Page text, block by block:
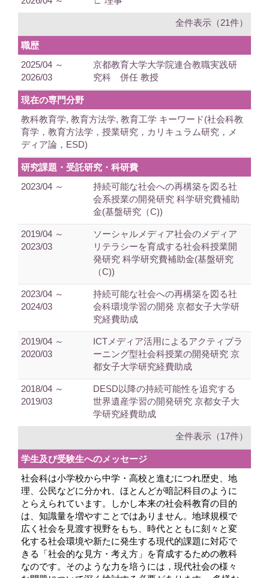
全件表示（21件）
職歴
2025/04 ～
2026/03
京都教育大学大学院連合教職実践研
究科 併任 教授
現在の専門分野
教科教育学, 教育方法学, 教育工学 キーワード(社会科教
育学，教育方法学，授業研究，カリキュラム研究，メ
ディア論，ESD)
研究課題・受託研究・科研費
2023/04 ～
持続可能な社会への再構築を図る社
会系授業の開発研究 科学研究費補助
金(基盤研究（C))
2019/04 ～
2023/03
ソーシャルメディア社会のメディア
リテラシーを育成する社会科授業開
発研究 科学研究費補助金(基盤研究
（C))
2023/04 ～
2024/03
持続可能な社会への再構築を図る社
会科環境学習の開発 京都女子大学研
究経費助成
2019/04 ～
2020/03
ICTメディア活用によるアクティブラ
ーニング型社会科授業の開発研究 京
都女子大学研究経費助成
2018/04 ～
2019/03
DESD以降の持続可能性を追究する
世界遺産学習の開発研究 京都女子大
学研究経費助成
全件表示（17件）
学生及び受験生へのメッセージ
社会科は小学校から中学・高校と進むにつれ歴史、地
理、公民などに分かれ、ほとんどが暗記科目のように
とらえられています。しかし本来の社会科教育の目的
は、知識量を増やすことではありません。地球規模で
広く社会を見渡す視野をもち、時代とともに刻々と変
化する社会環境や新たに発生する現代的課題に対応で
きる「社会的な見方・考え方」を育成するための教科
なのです。そのような力を培うには，現代社会の様々